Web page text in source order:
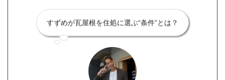
すずめが瓦屋根を住処に選ぶ“条件”とは？